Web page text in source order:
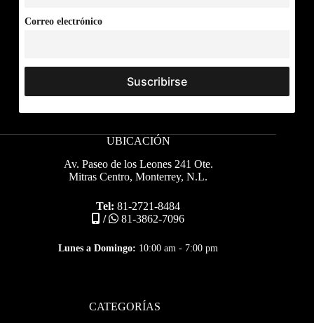
Correo electrónico
UBICACIÓN
Av. Paseo de los Leones 241 Ote.
Mitras Centro, Monterrey, N.L.
Tel: 81-2721-8484
/
81-3862-7096
Lunes a Domingo: 10:00 am - 7:00 pm
CATEGORÍAS